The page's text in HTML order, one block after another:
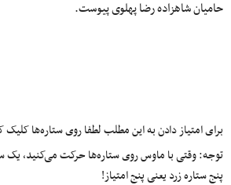
حامیان شاهزاده رضا پهلوی پیوست.
برای امتیاز دادن به این مطلب لطفا روی ستاره‌ها کلیک
توجه: وقتی با ماوس روی ستاره‌ها حرکت می‌کنید، یک
پنج ستاره زرد یعنی پنج امتیاز!